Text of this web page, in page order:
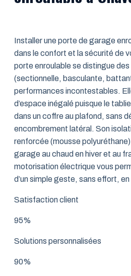
Installer une porte de garage
dans le confort et la sécurité de
porte enroulable se distingue
(sectionnelle, basculante,
performances incontestables.
d’espace inégalé puisque le
dans un coffre au plafond, sans
encombrement latéral. Son
renforcée (mousse
garage au chaud en hiver et au
motorisation électrique vous
d’un simple geste, sans effort,
Satisfaction client
95%
Solutions personnalisées
90%